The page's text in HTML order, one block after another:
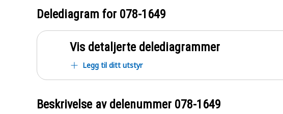
Delediagram for 078-1649
Vis detaljerte delediagrammer
Legg til ditt utstyr
Beskrivelse av delenummer 078-1649